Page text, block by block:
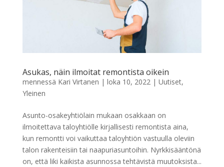
Asukas, näin ilmoitat remontista oikein
mennessä Kari Virtanen | loka 10, 2022| Uutiset,
Yleinen
Asunto-osakeyhtiölain mukaan osakkaan on
ilmoitettava taloyhtiölle kirjallisesti remontista aina,
kun remontti voi vaikuttaa taloyhtiön vastuulla oleviin
talon rakenteisiin tai naapuriasuntoihin. Nyrkkisääntönä
on, että liki kaikista asunnossa tehtävistä muutoksista...